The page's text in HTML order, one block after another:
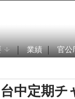
業績 官公
中定期チ